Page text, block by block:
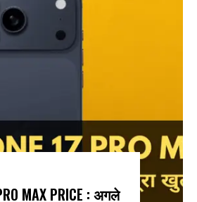
MAX PRICE : अगले